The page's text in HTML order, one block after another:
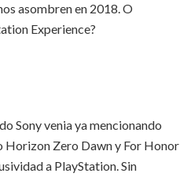
asombren en 2018. O
Experience?
Sony venia ya mencionando
Horizon Zero Dawn y For Honor
a PlayStation. Sin